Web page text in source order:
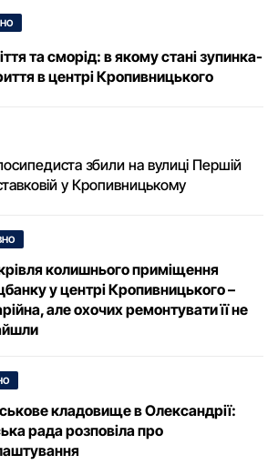
та сморід: в якому стані зупинка-
в центрі Кропивницького
збили на вулиці Першій
у Кропивницькому
колишнього приміщення
у центрі Кропивницького –
але охочих ремонтувати її не
кладовище в Олександрії:
рада розповіла про